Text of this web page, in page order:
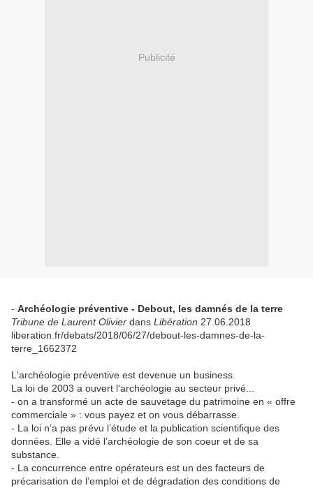
Publicité
- Archéologie préventive - Debout, les damnés de la terre
Tribune de Laurent Olivier dans Libération 27.06.2018
liberation.fr/debats/2018/06/27/debout-les-damnes-de-la-
terre_1662372
L'archéologie préventive est devenue un business.
La loi de 2003 a ouvert l'archéologie au secteur privé...
- on a transformé un acte de sauvetage du patrimoine en « offre
commerciale » : vous payez et on vous débarrasse.
- La loi n’a pas prévu l’étude et la publication scientifique des
données. Elle a vidé l’archéologie de son coeur et de sa
substance.
- La concurrence entre opérateurs est un des facteurs de
précarisation de l’emploi et de dégradation des conditions de